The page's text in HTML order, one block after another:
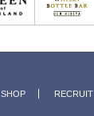
SHOP RECRUIT